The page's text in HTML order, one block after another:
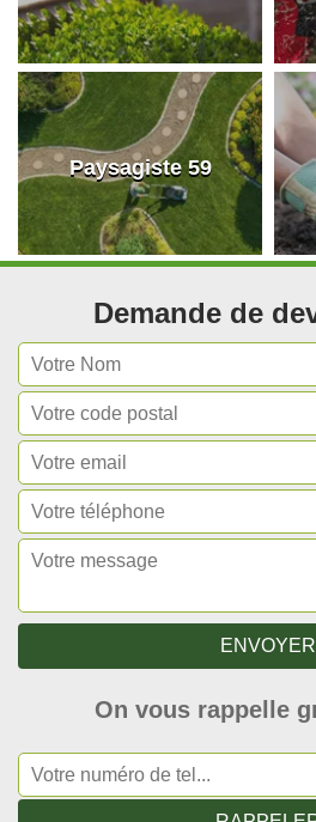
Paysagiste 59
Demande de
On vous rappelle